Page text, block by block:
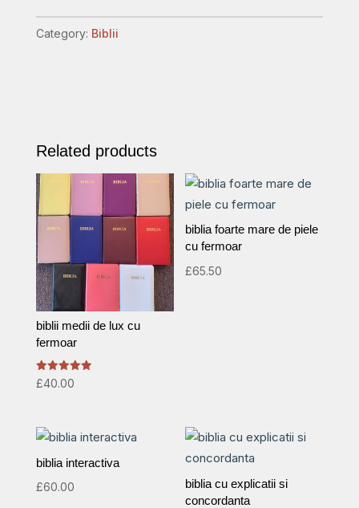
quantity
Category: Biblii
Related products
biblii medii de lux cu
fermoar
Rated
5.00
£40.00
biblia foarte mare de piele
cu fermoar
£65.50
biblia interactiva
£60.00
biblia cu explicatii si
concordanta